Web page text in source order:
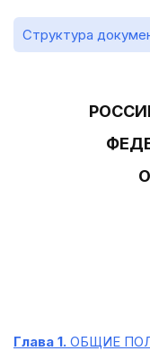
Структура
Глава 1. ОБЩИЕ